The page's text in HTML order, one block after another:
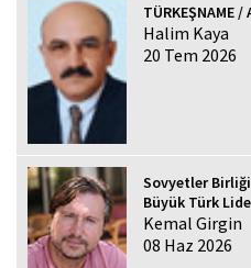
TÜRKEŞNAME /
Halim Kaya
20 Tem 2026
Sovyetler
Büyük Türk
Kemal Girgin
08 Haz 2026